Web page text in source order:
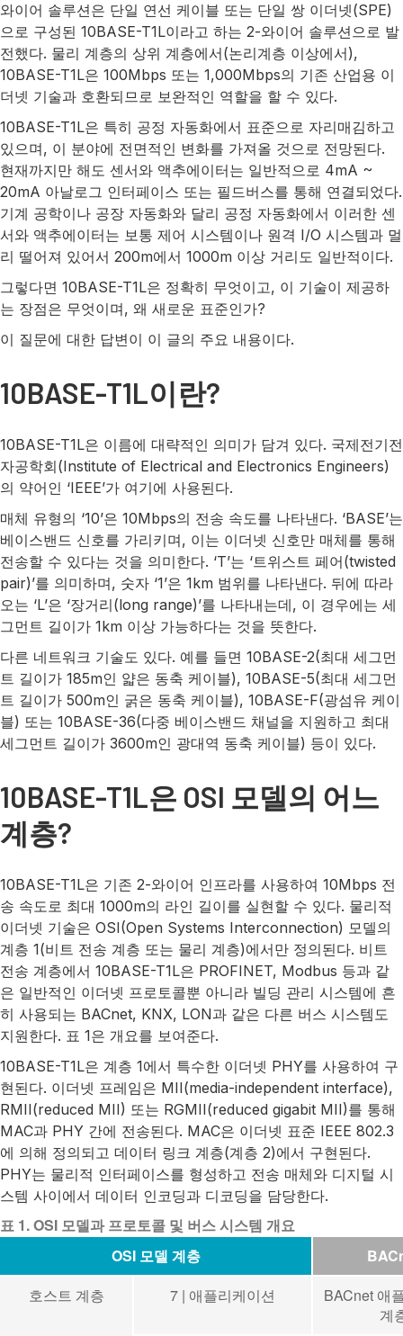
와이어 솔루션은 단일 연선 케이블 또는 단일 쌍 이더넷(SPE)
으로 구성된 10BASE-T1L이라고 하는 2-와이어 솔루션으로 발
전했다. 물리 계층의 상위 계층에서(논리계층 이상에서),
10BASE-T1L은 100Mbps 또는 1,000Mbps의 기존 산업용 이
더넷 기술과 호환되므로 보완적인 역할을 할 수 있다.
10BASE-T1L은 특히 공정 자동화에서 표준으로 자리매김하고
있으며, 이 분야에 전면적인 변화를 가져올 것으로 전망된다.
현재까지만 해도 센서와 액추에이터는 일반적으로 4mA ~
20mA 아날로그 인터페이스 또는 필드버스를 통해 연결되었다.
기계 공학이나 공장 자동화와 달리 공정 자동화에서 이러한 센
서와 액추에이터는 보통 제어 시스템이나 원격 I/O 시스템과 멀
리 떨어져 있어서 200m에서 1000m 이상 거리도 일반적이다.
그렇다면 10BASE-T1L은 정확히 무엇이고, 이 기술이 제공하
는 장점은 무엇이며, 왜 새로운 표준인가?
이 질문에 대한 답변이 이 글의 주요 내용이다.
10BASE-T1L이란?
10BASE-T1L은 이름에 대략적인 의미가 담겨 있다. 국제전기전
자공학회(Institute of Electrical and Electronics Engineers)
의 약어인 ‘IEEE’가 여기에 사용된다.
매체 유형의 ‘10’은 10Mbps의 전송 속도를 나타낸다. ‘BASE’는
베이스밴드 신호를 가리키며, 이는 이더넷 신호만 매체를 통해
전송할 수 있다는 것을 의미한다. ‘T’는 ‘트위스트 페어(twisted
pair)’를 의미하며, 숫자 ‘1’은 1km 범위를 나타낸다. 뒤에 따라
오는 ‘L’은 ‘장거리(long range)’를 나타내는데, 이 경우에는 세
그먼트 길이가 1km 이상 가능하다는 것을 뜻한다.
다른 네트워크 기술도 있다. 예를 들면 10BASE-2(최대 세그먼
트 길이가 185m인 얇은 동축 케이블), 10BASE-5(최대 세그먼
트 길이가 500m인 굵은 동축 케이블), 10BASE-F(광섬유 케이
블) 또는 10BASE-36(다중 베이스밴드 채널을 지원하고 최대
세그먼트 길이가 3600m인 광대역 동축 케이블) 등이 있다.
10BASE-T1L은 OSI 모델의 어느
계층?
10BASE-T1L은 기존 2-와이어 인프라를 사용하여 10Mbps 전
송 속도로 최대 1000m의 라인 길이를 실현할 수 있다. 물리적
이더넷 기술은 OSI(Open Systems Interconnection) 모델의
계층 1(비트 전송 계층 또는 물리 계층)에서만 정의된다. 비트
전송 계층에서 10BASE-T1L은 PROFINET, Modbus 등과 같
은 일반적인 이더넷 프로토콜뿐 아니라 빌딩 관리 시스템에 흔
히 사용되는 BACnet, KNX, LON과 같은 다른 버스 시스템도
지원한다. 표 1은 개요를 보여준다.
10BASE-T1L은 계층 1에서 특수한 이더넷 PHY를 사용하여 구
현된다. 이더넷 프레임은 MII(media-independent interface),
RMII(reduced MII) 또는 RGMII(reduced gigabit MII)를 통해
MAC과 PHY 간에 전송된다. MAC은 이더넷 표준 IEEE 802.3
에 의해 정의되고 데이터 링크 계층(계층 2)에서 구현된다.
PHY는 물리적 인터페이스를 형성하고 전송 매체와 디지털 시
스템 사이에서 데이터 인코딩과 디코딩을 담당한다.
표 1. OSI 모델과 프로토콜 및 버스 시스템 개요
OSI 모델 계층
호스트 계층
7 | 애플리케이션
BACnet 애
계